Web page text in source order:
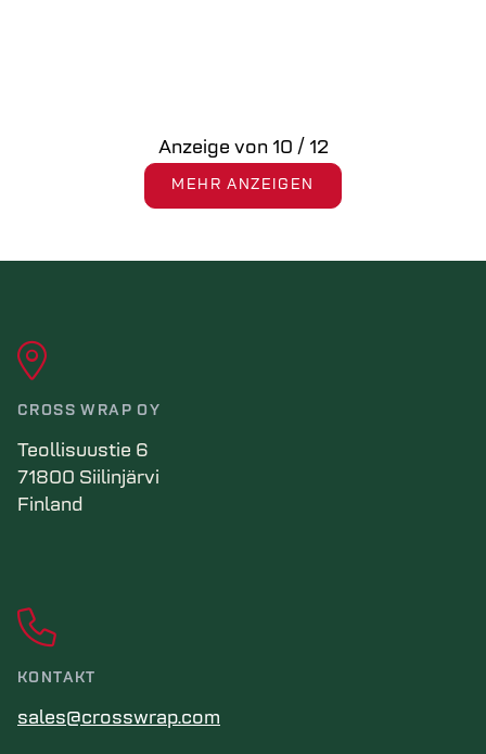
Anzeige von 10 / 12
MEHR ANZEIGEN
CROSS WRAP OY
Teollisuustie 6
71800 Siilinjärvi
Finland
KONTAKT
sales@crosswrap.com